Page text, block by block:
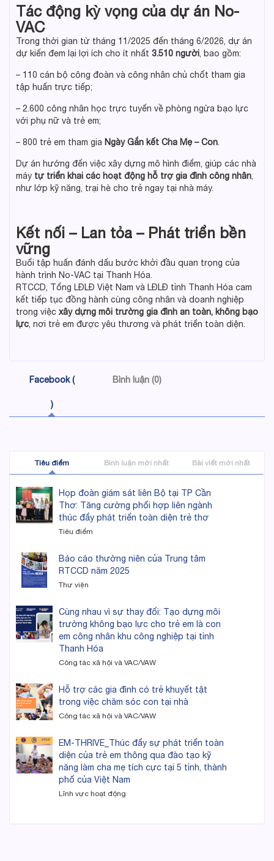
Tác động kỳ vọng của dự án No-
VAC
Trong thời gian từ tháng 11/2025 đến tháng 6/2026, dự án
dự kiến đem lại lợi ích cho ít nhất 3.510 người, bao gồm:
– 110 cán bộ công đoàn và công nhân chủ chốt tham gia
tập huấn trực tiếp;
– 2.600 công nhân học trực tuyến về phòng ngừa bạo lực
với phụ nữ và trẻ em;
– 800 trẻ em tham gia Ngày Gắn kết Cha Mẹ – Con.
Dự án hướng đến việc xây dựng mô hình điểm, giúp các nhà
máy tự triển khai các hoạt động hỗ trợ gia đình công nhân,
như lớp kỹ năng, trại hè cho trẻ ngay tại nhà máy.
Kết nối – Lan tỏa – Phát triển bền
vững
Buổi tập huấn đánh dấu bước khởi đầu quan trọng của
hành trình No-VAC tại Thanh Hóa.
RTCCD, Tổng LĐLĐ Việt Nam và LĐLĐ tỉnh Thanh Hóa cam
kết tiếp tục đồng hành cùng công nhân và doanh nghiệp
trong việc xây dựng môi trường gia đình an toàn, không bạo
lực, nơi trẻ em được yêu thương và phát triển toàn diện.
Facebook (
)
Bình luận (0)
Tiêu điểm Bình luận mới nhất Bài viết mới nhất
Họp đoàn giám sát liên Bộ tại TP Cần
Thơ: Tăng cường phối hợp liên ngành
thúc đẩy phát triển toàn diện trẻ thơ
Tiêu điểm
Báo cáo thường niên của Trung tâm
RTCCD năm 2025
Thư viện
Cùng nhau vì sự thay đổi: Tạo dựng môi
trường không bạo lực cho trẻ em là con
em công nhân khu công nghiệp tại tỉnh
Thanh Hóa
Công tác xã hội và VAC/VAW
Hỗ trợ các gia đình có trẻ khuyết tật
trong việc chăm sóc con tại nhà
Công tác xã hội và VAC/VAW
EM-THRIVE_Thúc đẩy sự phát triển toàn
diện của trẻ em thông qua đào tạo kỹ
năng làm cha mẹ tích cực tại 5 tỉnh, thành
phố của Việt Nam
Lĩnh vực hoạt động